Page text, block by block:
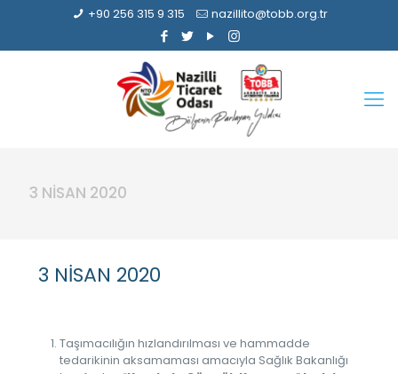
+90 256 315 9 315 nazillito@tobb.org.tr
3 NİSAN 2020
3 NİSAN 2020
Taşımacılığın hızlandırılması ve hammadde
tedarikinin aksamaması amacıyla Sağlık Bakanlığı